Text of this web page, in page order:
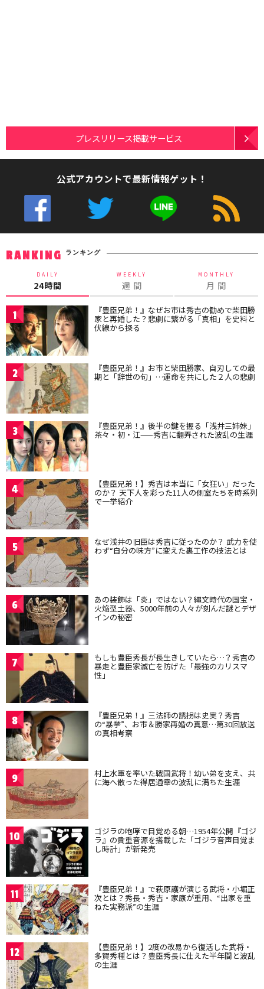
プレスリリース掲載サービス
公式アカウントで最新情報ゲット！
RANKING ランキング
DAILY
24時間
WEEKLY
週 間
MONTHLY
月 間
1 『豊臣兄弟！』なぜお市は秀吉の勧めで柴田勝
家と再婚した？悲劇に繋がる「真相」を史料と
伏線から探る
2 『豊臣兄弟！』お市と柴田勝家、自刃しての最
期と「辞世の句」…運命を共にした２人の悲劇
3 『豊臣兄弟！』後半の鍵を握る「浅井三姉妹」
茶々・初・江——秀吉に翻弄された波乱の生涯
4 【豊臣兄弟！】秀吉は本当に「女狂い」だった
のか？ 天下人を彩った11人の側室たちを時系列
で一挙紹介
5 なぜ浅井の旧臣は秀吉に従ったのか？ 武力を使
わず“自分の味方”に変えた裏工作の技法とは
6 あの装飾は「炎」ではない？縄文時代の国宝・
火焔型土器、5000年前の人々が刻んだ謎とデザ
インの秘密
7 もしも豊臣秀長が長生きしていたら…？秀吉の
暴走と豊臣家滅亡を防げた「最強のカリスマ
性」
8 『豊臣兄弟！』三法師の誘拐は史実？秀吉
の“暴挙”、お市＆勝家再婚の真意…第30回放送
の真相考察
9 村上水軍を率いた戦国武将！幼い弟を支え、共
に海へ散った得居通幸の波乱に満ちた生涯
10 ゴジラの咆哮で目覚める朝…1954年公開『ゴジ
ラ』の貴重音源を搭載した「ゴジラ音声目覚ま
し時計」が新発売
11 『豊臣兄弟！』で萩原護が演じる武将・小堀正
次とは？秀長・秀吉・家康が重用、“出家を重
ねた実務派”の生涯
12 【豊臣兄弟！】2度の改易から復活した武将・
多賀秀種とは？豊臣秀長に仕えた半年間と波乱
の生涯